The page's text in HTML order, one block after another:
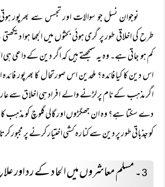
نوجوان نسل جو سوالات اور تجسس سے بھرپور
طرح کی اخلاقی طور پر گری ہوئی بحثوں میں الجھا ہوا
کم ہو جاتی ہے۔ وہ یہ سمجھتے ہیں کہ اگر دین کے
اس دین کا کیا فائدہ؟ ملحدین اس صورتحال کا بھرپور
اگر مذہب کے نام پر لڑنے والے افراد ہی اخلاق سے
دے سکتا ہے؟ وہ ان جھگڑوں اور گالی گلوچ کو مذہب کا
کو جذباتی طور پر دین سے کنارہ کشی اختیار کرنے پر مجبور
3۔ مسلم معاشروں میں الحاد کے رد اور